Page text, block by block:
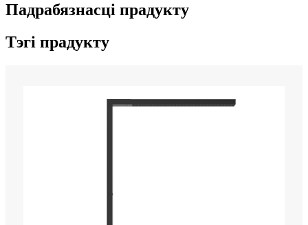
Падрабязнасці прадукту
Тэгі прадукту